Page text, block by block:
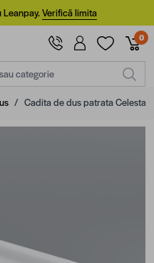
Leanpay.Verifică limita
0
categorie
/ Cadita de dus patrata